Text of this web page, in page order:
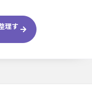
理す